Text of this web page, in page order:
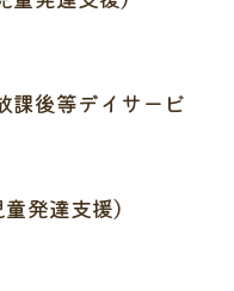
課後等デイサービ
発達支援）